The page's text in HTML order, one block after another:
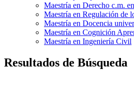
Maestría en Derecho c.m.
Maestría en Regulación de
Maestría en Docencia
Maestría en Cognición
Maestría en Ingeniería Civil
Resultados de Búsqueda